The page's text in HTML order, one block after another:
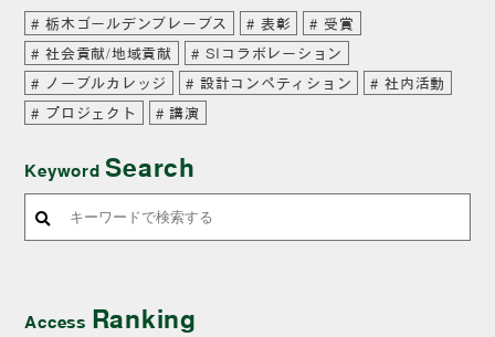
栃木ゴールデンブレーブス 表彰
受賞
社会貢献/地域貢献
SIコラボレーション
ノーブルカレッジ
設計コンペティション
社内活動
プロジェクト
講演
KeywordSearch
Access Ranking